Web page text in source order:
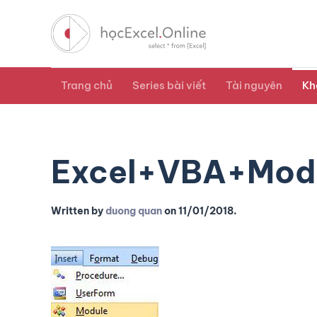
Trang chủ Series bài viết Tài nguyên
Written byduong quanon11/01/2018.